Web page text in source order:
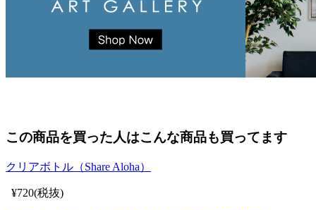
この商品を買った人はこんな商品も買ってます
クリアボトル（Share Aloha）
¥720(税抜)